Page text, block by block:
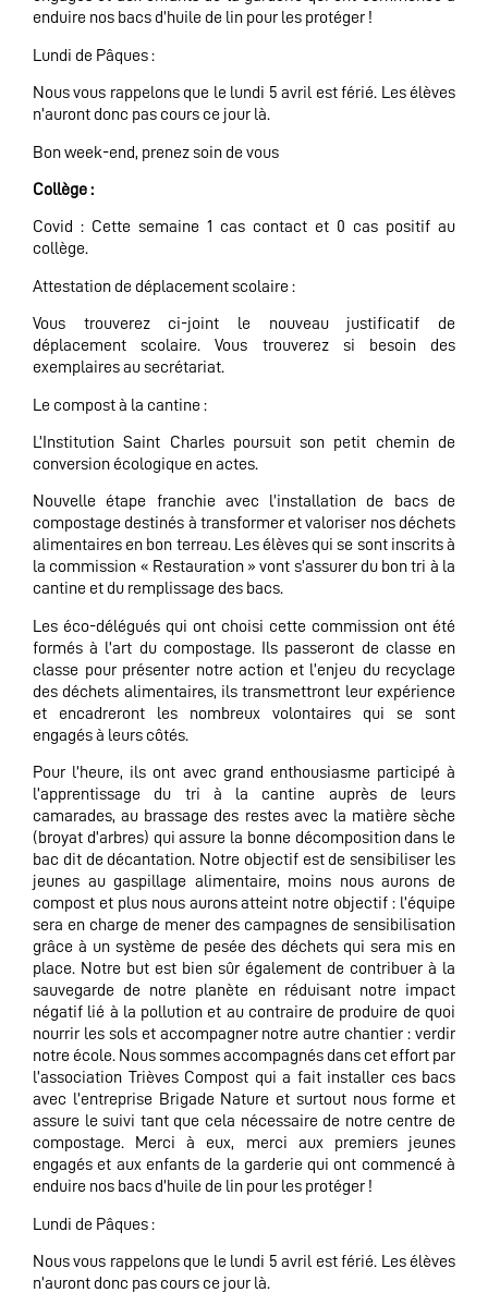
enduire nos bacs d’huile de lin pour les protéger !
Lundi de Pâques :
Nous vous rappelons que le lundi 5 avril est férié. Les élèves
n’auront donc pas cours ce jour là.
Bon week-end, prenez soin de vous
Collège :
Covid : Cette semaine 1 cas contact et 0 cas positif au
collège.
Attestation de déplacement scolaire :
Vous trouverez ci-joint le nouveau justificatif de
déplacement scolaire. Vous trouverez si besoin des
exemplaires au secrétariat.
Le compost à la cantine :
L’Institution Saint Charles poursuit son petit chemin de
conversion écologique en actes.
Nouvelle étape franchie avec l’installation de bacs de
compostage destinés à transformer et valoriser nos déchets
alimentaires en bon terreau. Les élèves qui se sont inscrits à
la commission « Restauration » vont s’assurer du bon tri à la
cantine et du remplissage des bacs.
Les éco-délégués qui ont choisi cette commission ont été
formés à l’art du compostage. Ils passeront de classe en
classe pour présenter notre action et l’enjeu du recyclage
des déchets alimentaires, ils transmettront leur expérience
et encadreront les nombreux volontaires qui se sont
engagés à leurs côtés.
Pour l’heure, ils ont avec grand enthousiasme participé à
l’apprentissage du tri à la cantine auprès de leurs
camarades, au brassage des restes avec la matière sèche
(broyat d’arbres) qui assure la bonne décomposition dans le
bac dit de décantation. Notre objectif est de sensibiliser les
jeunes au gaspillage alimentaire, moins nous aurons de
compost et plus nous aurons atteint notre objectif : l’équipe
sera en charge de mener des campagnes de sensibilisation
grâce à un système de pesée des déchets qui sera mis en
place. Notre but est bien sûr également de contribuer à la
sauvegarde de notre planète en réduisant notre impact
négatif lié à la pollution et au contraire de produire de quoi
nourrir les sols et accompagner notre autre chantier : verdir
notre école. Nous sommes accompagnés dans cet effort par
l’association Trièves Compost qui a fait installer ces bacs
avec l’entreprise Brigade Nature et surtout nous forme et
assure le suivi tant que cela nécessaire de notre centre de
compostage. Merci à eux, merci aux premiers jeunes
engagés et aux enfants de la garderie qui ont commencé à
enduire nos bacs d’huile de lin pour les protéger !
Lundi de Pâques :
Nous vous rappelons que le lundi 5 avril est férié. Les élèves
n’auront donc pas cours ce jour là.